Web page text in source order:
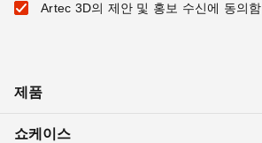
Artec 3D의 제안 및 홍보 수신에 동의함
제품
쇼케이스